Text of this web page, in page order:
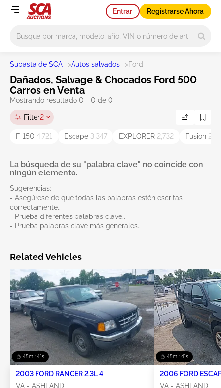
Entrar Registrarse Ahora
Subasta de SCA >Autos salvados >Ford
Dañados, Salvage & Chocados Ford 500
Carros en Venta
Mostrando resultado 0 - 0 de 0
Filter2
F-150 4,721 Escape 3,347 EXPLORER 2,732 Fusion
La búsqueda de su "palabra clave" no coincide con
ningún elemento.
Sugerencias:
- Asegúrese de que todas las palabras estén escritas
correctamente..
- Prueba diferentes palabras clave..
- Prueba palabras clave más generales..
Related Vehicles
45m : 41s
2003 FORD RANGER 2.3L 4
VA - ASHLAND
45m : 41s
2006 FORD
VA - ASHLAND